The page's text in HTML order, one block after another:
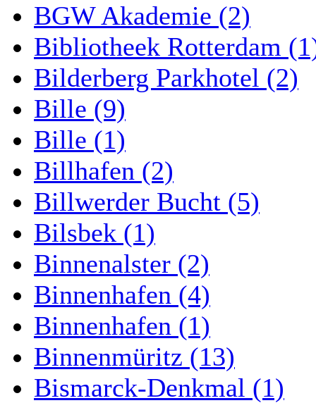
BGW Akademie (2)
Bibliotheek Rotterdam
Bilderberg Parkhotel (2)
Bille (9)
Bille (1)
Billhafen (2)
Billwerder Bucht (5)
Bilsbek (1)
Binnenalster (2)
Binnenhafen (4)
Binnenhafen (1)
Binnenmüritz (13)
Bismarck-Denkmal (1)